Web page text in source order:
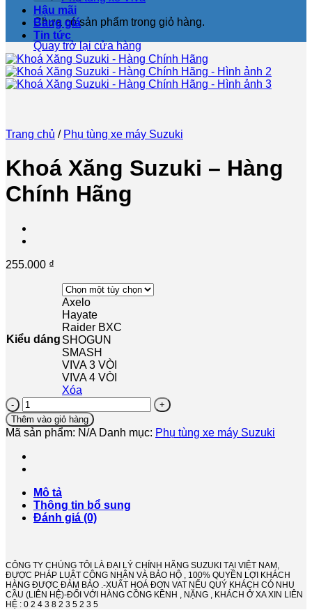
Chưa có sản phẩm trong giỏ hàng.
Quay trở lại cửa hàng
Hậu mãi
Bảng giá
Tin tức
Trang chủ / Phụ tùng xe máy Suzuki
Khoá Xăng Suzuki – Hàng
Chính Hãng
255.000 ₫
Kiểu dáng
Axelo
Hayate
Raider BXC
SHOGUN
SMASH
VIVA 3 VÒI
VIVA 4 VÒI
Xóa
Khoá
Xăng
Suzuki
-
Hàng
Chính
số
lượng
Thêm vào giỏ hàng
Mã sản phẩm: N/A Danh mục: Phụ tùng xe máy Suzuki
Mô tả
Thông tin bổ sung
Đánh giá (0)
CÔNG TY CHÚNG TÔI LÀ ĐẠI LÝ CHÍNH HÃNG SUZUKI TẠI VIỆT NAM,
ĐƯỢC PHÁP LUẬT CÔNG NHẬN VÀ BẢO HỘ , 100% QUYỀN LỢI KHÁCH
HÀNG ĐƯỢC ĐẢM BẢO .-XUẤT HOÁ ĐƠN VAT NẾU QUÝ KHÁCH CÓ NHU
CẦU (LIÊN HỆ)-ĐỐI VỚI HÀNG CỒNG KỀNH , NẶNG , KHÁCH Ở XA XIN LIÊN
HỆ : 0 2 4 3 8 2 3 5 2 3 5